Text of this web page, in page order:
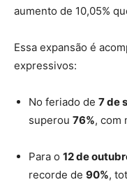
aumento de 10,05%
Essa expansão é
expressivos:
No feriado de 7 de
superou 76%, com
Para o 12 de
recorde de 90%,